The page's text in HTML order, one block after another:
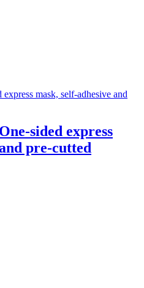
sided express
pre-cutted